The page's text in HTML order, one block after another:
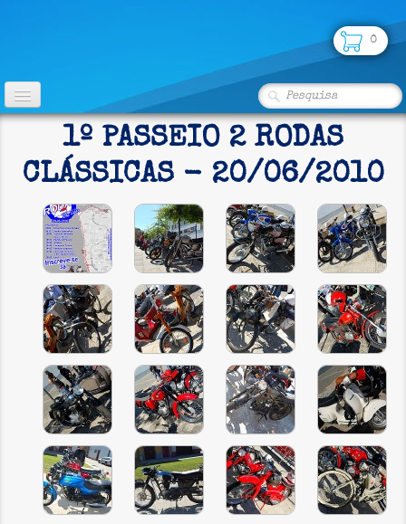
0
INÍCIO
CLUBE
LOJA
PARCERIAS
SEGUROS
CONTATO
CLASSIFICADOS
INSCRIÇÃO
1º PASSEIO 2 RODAS
CLÁSSICAS - 20/06/2010